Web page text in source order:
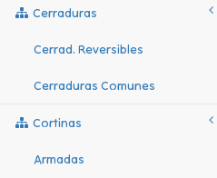
Cerraduras
Cerrad. Reversibles
Cerraduras Comunes
Cortinas
Armadas